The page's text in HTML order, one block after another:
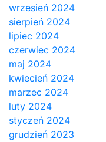
wrzesień 2024
sierpień 2024
lipiec 2024
czerwiec 2024
maj 2024
kwiecień 2024
marzec 2024
luty 2024
styczeń 2024
grudzień 2023